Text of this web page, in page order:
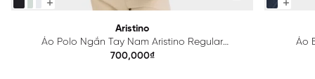
Aristino
Áo Polo Ngắn Tay Nam Aristino Regular
APS615EDP01
700,000₫
Áo